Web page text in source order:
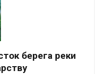
берега реки